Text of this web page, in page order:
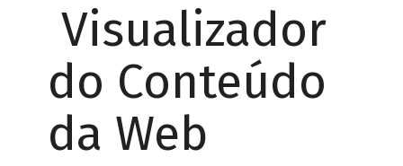
Visualizador
do Conteúdo
da Web